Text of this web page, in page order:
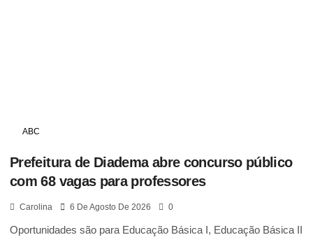
ABC
Prefeitura de Diadema abre concurso público
com 68 vagas para professores
Carolina 6 De Agosto De 2026 0
Oportunidades são para Educação Básica I, Educação Básica II